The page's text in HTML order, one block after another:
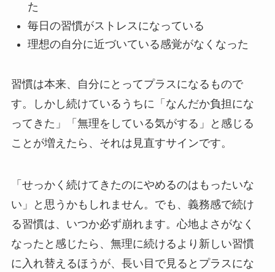
た
毎日の習慣がストレスになっている
理想の自分に近づいている感覚がなくなった
習慣は本来、自分にとってプラスになるもので
す。しかし続けているうちに「なんだか負担にな
ってきた」「無理をしている気がする」と感じる
ことが増えたら、それは見直すサインです。
「せっかく続けてきたのにやめるのはもったいな
い」と思うかもしれません。でも、義務感で続け
る習慣は、いつか必ず崩れます。心地よさがなく
なったと感じたら、無理に続けるより新しい習慣
に入れ替えるほうが、長い目で見るとプラスにな